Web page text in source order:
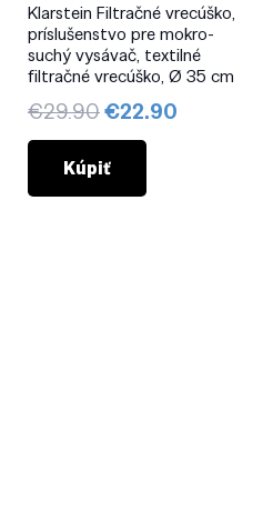
Klarstein Filtračné vrecúško,
príslušenstvo pre mokro-
suchý vysávač, textilné
filtračné vrecúško, Ø 35 cm
€29.90Pôvodná
cena
bola:
€29.90.
€22.90
Kúpiť